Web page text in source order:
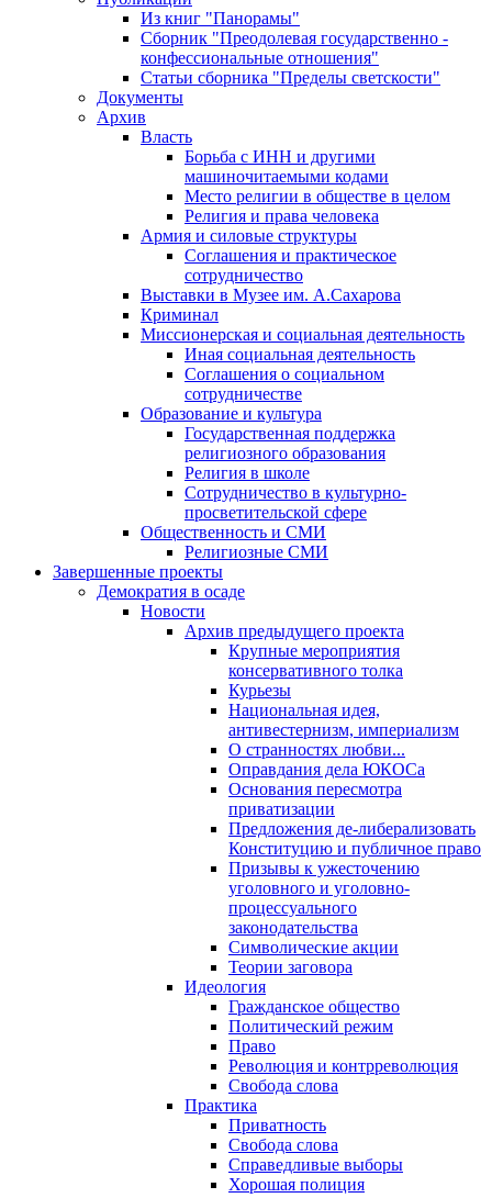
Из книг "Панорамы"
Сборник "Преодолевая государственно -
конфессиональные отношения"
Статьи сборника "Пределы светскости"
Документы
Архив
Власть
Борьба с ИНН и другими
машиночитаемыми кодами
Место религии в обществе в целом
Религия и права человека
Армия и силовые структуры
Соглашения и практическое
сотрудничество
Выставки в Музее им. А.Сахарова
Криминал
Миссионерская и социальная деятельность
Иная социальная деятельность
Соглашения о социальном
сотрудничестве
Образование и культура
Государственная поддержка
религиозного образования
Религия в школе
Сотрудничество в культурно-
просветительской сфере
Общественность и СМИ
Религиозные СМИ
Завершенные проекты
Демократия в осаде
Новости
Архив предыдущего проекта
Крупные мероприятия
консервативного толка
Курьезы
Национальная идея,
антивестернизм, империализм
О странностях любви...
Оправдания дела ЮКОСа
Основания пересмотра
приватизации
Предложения де-либерализовать
Конституцию и публичное право
Призывы к ужесточению
уголовного и уголовно-
процессуального
законодательства
Символические акции
Теории заговора
Идеология
Гражданское общество
Политический режим
Право
Революция и контрреволюция
Свобода слова
Практика
Приватность
Свобода слова
Справедливые выборы
Хорошая полиция